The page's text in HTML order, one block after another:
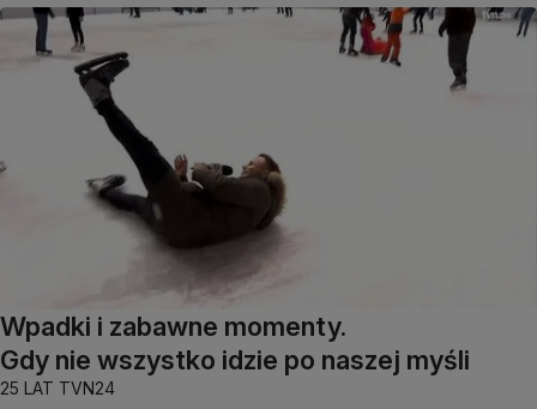
Wpadki i zabawne momenty.
Gdy nie wszystko idzie po naszej myśli
25 LAT TVN24